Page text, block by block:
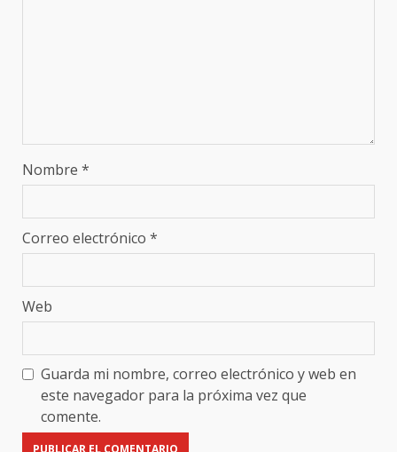
Nombre *
Correo electrónico *
Web
Guarda mi nombre, correo electrónico y web en
este navegador para la próxima vez que
comente.